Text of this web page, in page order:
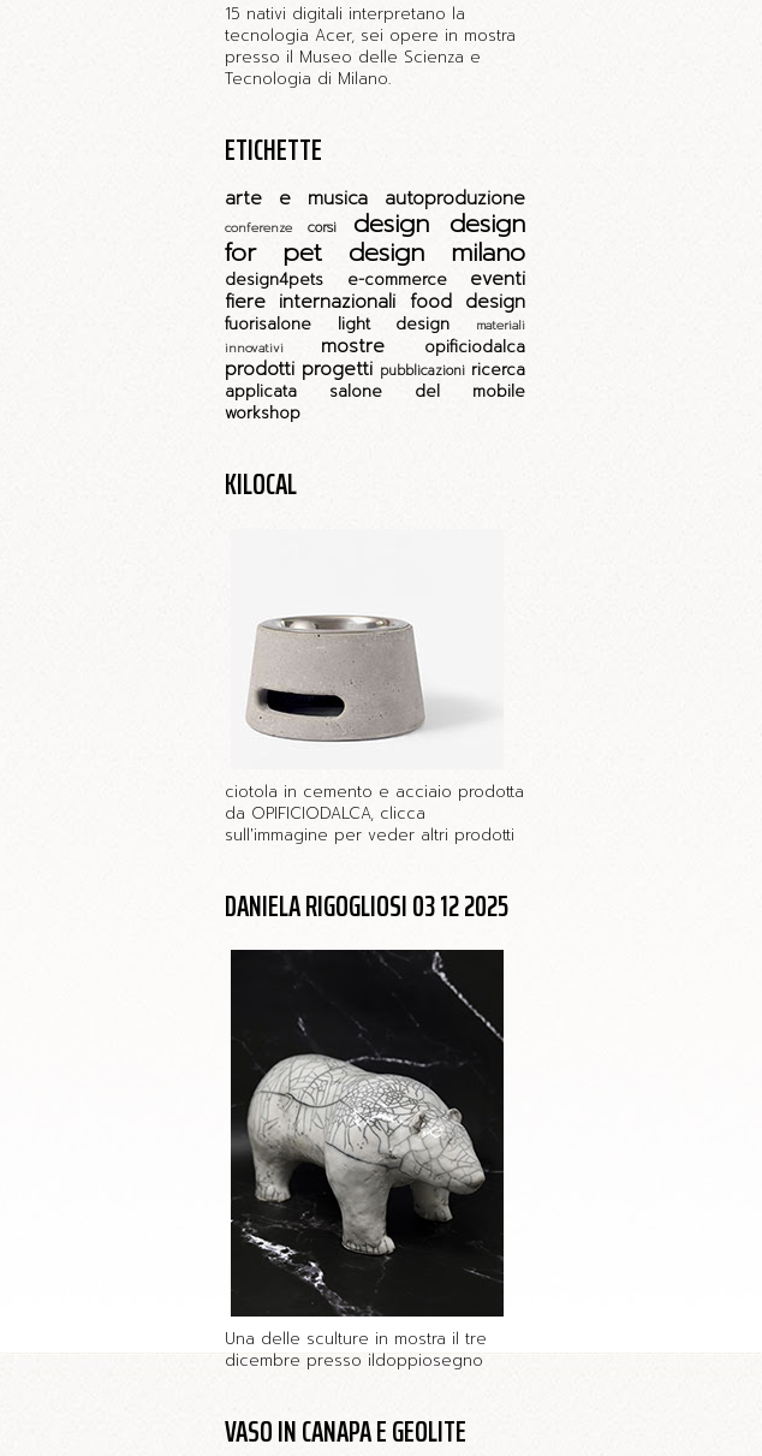
15 nativi digitali interpretano la
tecnologia Acer, sei opere in mostra
presso il Museo delle Scienza e
Tecnologia di Milano.
ETICHETTE
arte e musica autoproduzione
conferenze corsi design design
for pet design milano
design4pets e-commerce eventi
fiere internazionali food design
fuorisalone light design
materiali
innovativi
mostre opificiodalca
prodotti progetti pubblicazioni ricerca
applicata
salone del mobile
workshop
KILOCAL
ciotola in cemento e acciaio prodotta
da OPIFICIODALCA, clicca
sull'immagine per veder altri prodotti
DANIELA RIGOGLIOSI 03 12 2025
Una delle sculture in mostra il tre
dicembre presso ildoppiosegno
VASO IN CANAPA E GEOLITE